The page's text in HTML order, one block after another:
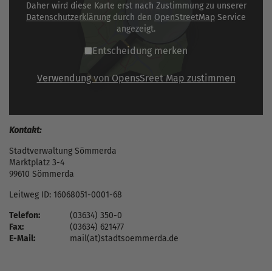
Daher wird diese Karte erst nach Zustimmung zu unserer
Datenschutzerklärung durch den OpenStreetMap Service
angezeigt.
Entscheidung merken
Verwendung von OpensSreet Map zustimmen
Kontakt:
Stadtverwaltung Sömmerda
Marktplatz 3-4
99610 Sömmerda
Leitweg ID: 16068051-0001-68
Telefon:
(03634) 350-0
Fax:
(03634) 621477
E-Mail:
mail(at)stadtsoemmerda.de